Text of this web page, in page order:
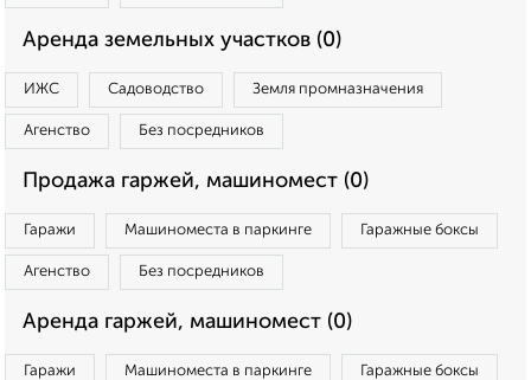
Аренда земельных участков (0)
ИЖС Садоводство Земля промназначения
Агенство Без посредников
Продажа гаржей, машиномест (0)
Гаражи Машиноместа в паркинге Гаражные боксы
Агенство Без посредников
Аренда гаржей, машиномест (0)
Гаражи Машиноместа в паркинге Гаражные боксы